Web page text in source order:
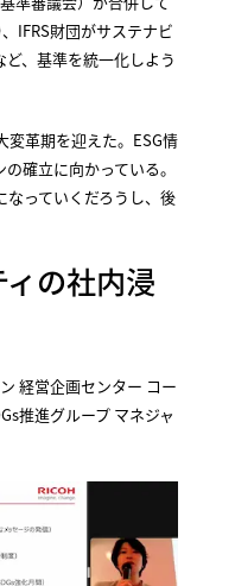
IFRS財団がサステナビ
、基準を統一化しよう
変革期を迎えた。ESG情
確立に向かっている。
っていくだろうし、後
の社内浸
経営企画センター コー
推進グループ マネジャ